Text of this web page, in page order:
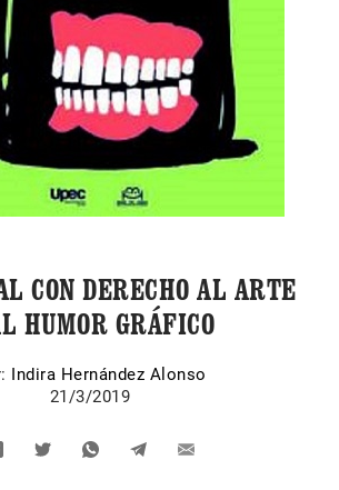
CON DERECHO AL ARTE
HUMOR GRÁFICO
Indira Hernández Alonso
21/3/2019